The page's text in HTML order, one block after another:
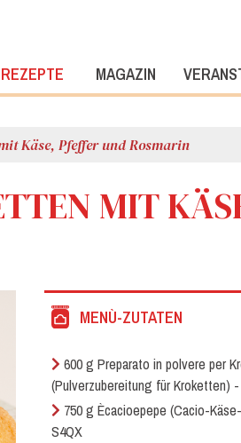
REZEPTE MAGAZIN
Käse, Pfeffer und Rosmarin
MIT
MENÙ-ZUTATEN
600 g Preparato in polvere per
(Pulverzubereitung für Kroketten)
750 g Ècacioepepe (Cacio-
S4QX